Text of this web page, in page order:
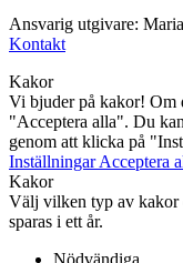
Ansvarig utgivare:
Kontakt
Kakor
Vi bjuder på kakor! Om
"Acceptera alla". Du
genom att klicka på
InställningarAcceptera
Kakor
Välj vilken typ av kakor
sparas i ett år.
Nödvändiga